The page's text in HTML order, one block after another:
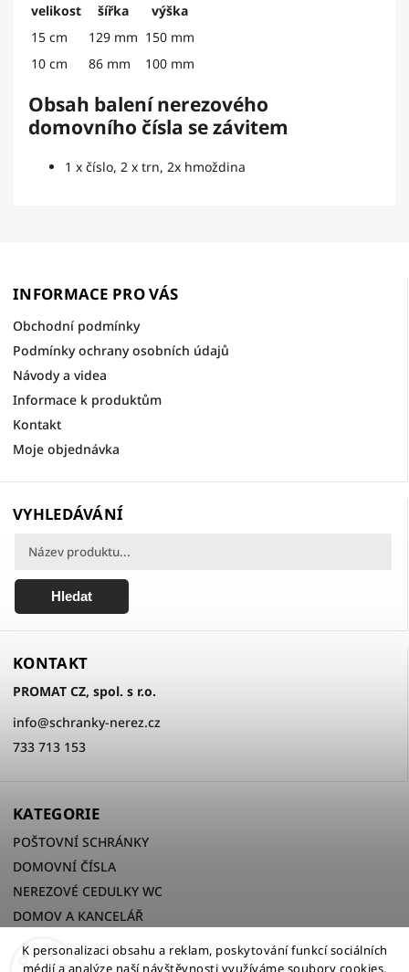
K personalizaci obsahu a reklam, poskytování funkcí sociálních
médií a analýze naší návštěvnosti využíváme soubory cookies.
velikost šířka
výška
15 cm
129 mm 150 mm
10 cm
86 mm 100 mm
Obsah balení nerezového
domovního čísla se závitem
1 x číslo, 2 x trn, 2x hmoždina
INFORMACE PRO VÁS
Obchodní podmínky
Podmínky ochrany osobních údajů
Návody a videa
Informace k produktům
Kontakt
Moje objednávka
VYHLEDÁVÁNÍ
Hledat
KONTAKT
PROMAT CZ, spol. s r.o.
info@schranky-nerez.cz
733 713 153
KATEGORIE
POŠTOVNÍ SCHRÁNKY
DOMOVNÍ ČÍSLA
NEREZOVÉ CEDULKY WC
DOMOV A KANCELÁŘ